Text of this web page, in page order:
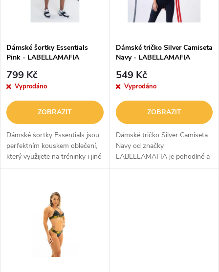
p
r
o
d
u
s
p
r
o
d
u
Dámské šortky Essentials
Pink - LABELLAMAFIA
799 Kč
Vyprodáno
ZOBRAZIT
Dámské šortky Essentials jsou
perfektním kouskem oblečení,
který využijete na tréninky i jiné
volnočasové aktivity. Kvalitní
Dámské tričko Silver Camiseta
Navy - LABELLAMAFIA
549 Kč
Vyprodáno
ZOBRAZIT
Dámské tričko Silver Camiseta
Navy od značky
LABELLAMAFIA je pohodlné a
vzdušné tričko, které nesmí